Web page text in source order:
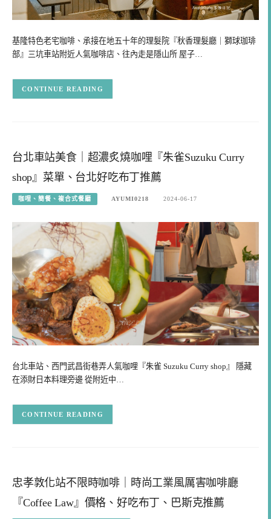
基隆特色老宅咖啡、承接在地五十年的理髮院『秋香理髮廳｜獅球珈琲
部』三坑車站附近人氣咖啡店、往內走是隱山所 屋子…
CONTINUE READING
台北車站美食｜超濃炙燒咖哩『朱雀Suzuku Curry
shop』菜單、台北好吃布丁推薦
咖哩、簡餐、複合式餐廳 AYUMI0218 2024-06-17
台北車站、西門武昌街巷弄人氣咖哩『朱雀 Suzuku Curry shop』 隱藏
在添財日本料理旁邊 從附近中…
CONTINUE READING
忠孝敦化站不限時咖啡｜時尚工業風厲害咖啡廳
『Coffee Law』價格、好吃布丁、巴斯克推薦